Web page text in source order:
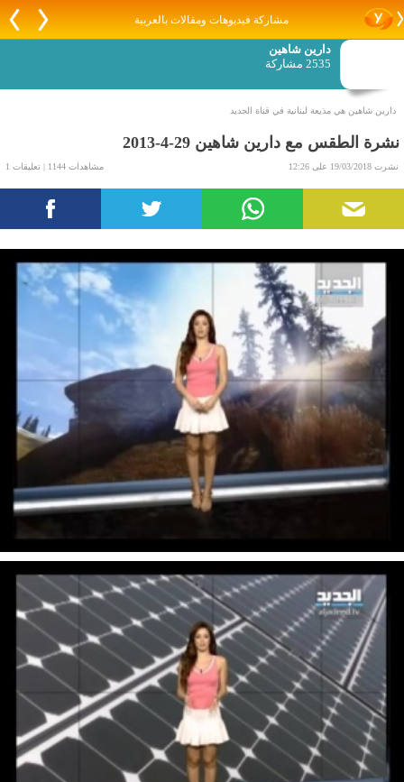
مشاركة فيديوهات ومقالات بالعربية
دارين شاهين
2535 مشاركة
دارين شاهين هي مذيعة لبنانية في قناة الجديد
نشرة الطقس مع دارين شاهين 29-4-2013
نشرت 19/03/2018 على 12:26 مشاهدات 1144 | تعليقات 1